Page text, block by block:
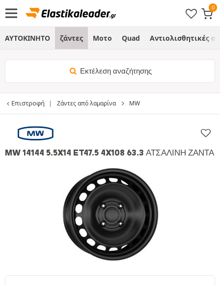
ΑΥΤΟΚΙΝΗΤΟ ζάντες Μοτο Quad Αντιολισθητικές
Εκτέλεση αναζήτησης
Επιστροφή Ζάντες από λαμαρίνα MW
MW 14144 5.5X14 ET47.5 4X108 63.3 ΑΤΣΆΛΙΝΗ ΖΆΝΤΑ